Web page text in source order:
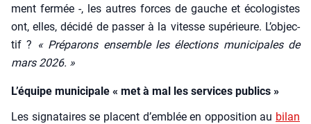
ment fer­mée -, les autres forces de gauche et éco­lo­gistes
ont, elles, déci­dé de pas­ser à la vitesse supé­rieure. L’ob­jec­
tif ? « Pré­pa­rons ensemble les élec­tions muni­ci­pales de
mars 2026. »
L’équipe municipale « met à mal les services publics »
Les signa­taires se placent d’emblée en oppo­si­tion au bilan